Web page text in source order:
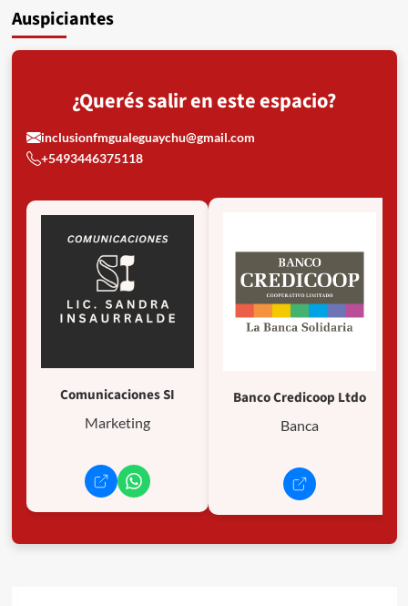
Auspiciantes
¿Querés salir en este espacio?
inclusionfmgualeguaychu@gmail.com
+5493446375118
Comunicaciones SI
Marketing
Banco Credicoop Ltdo
Banca